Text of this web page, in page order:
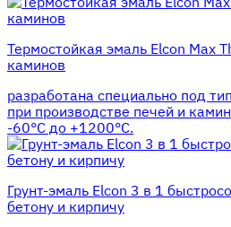
Термостойкая эмаль Elcon Max
каминов
разработана специально под
при производстве печей и
-60°С до +1200°С.
Грунт-эмаль Elcon 3 в 1
бетону и кирпичу